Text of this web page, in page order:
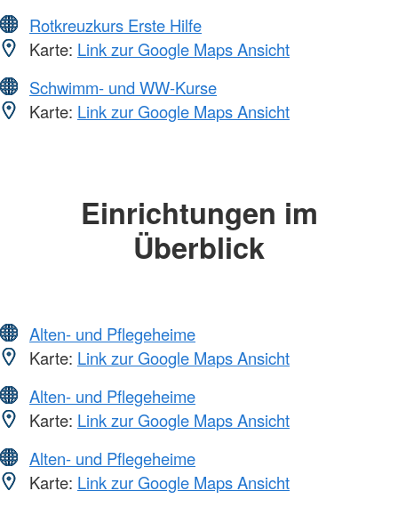
Rotkreuzkurs Erste Hilfe
Karte: Link zur Google Maps Ansicht
Schwimm- und WW-Kurse
Karte: Link zur Google Maps Ansicht
Einrichtungen im
Überblick
Alten- und Pflegeheime
Karte: Link zur Google Maps Ansicht
Alten- und Pflegeheime
Karte: Link zur Google Maps Ansicht
Alten- und Pflegeheime
Karte: Link zur Google Maps Ansicht